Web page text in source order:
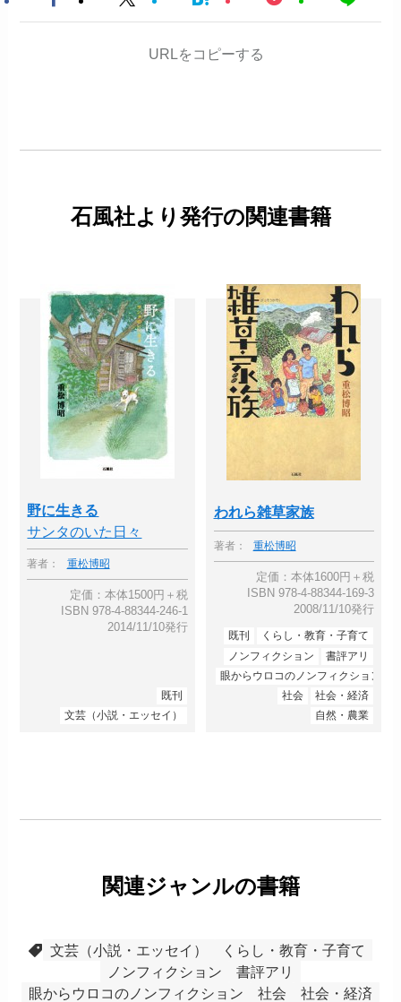
URLをコピーする
石風社より発行の関連書籍
野に生きる
サンタのいた日々
著者： 重松博昭
定価：本体1500円＋税
ISBN 978-4-88344-246-1
2014/11/10発行
既刊
文芸（小説・エッセイ）
われら雑草家族
著者： 重松博昭
定価：本体1600円＋税
ISBN 978-4-88344-169-3
2008/11/10発行
既刊
くらし・教育・子育て
ノンフィクション
書評アリ
眼からウロコのノンフィクション
社会
社会・経済
自然・農業
関連ジャンルの書籍
文芸（小説・エッセイ）
くらし・教育・子育て
ノンフィクション
書評アリ
眼からウロコのノンフィクション
社会
社会・経済